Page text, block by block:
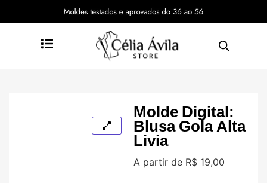
Molde Digital:
Blusa Gola Alta
Livia
A partir de R$ 19,00